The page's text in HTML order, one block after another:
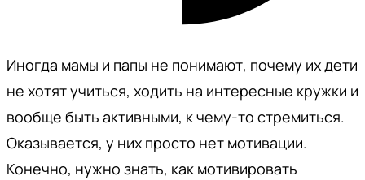
Иногда мамы и папы не понимают, почему их дети
не хотят учиться, ходить на интересные кружки и
вообще быть активными, к чему-то стремиться.
Оказывается, у них просто нет мотивации.
Конечно, нужно знать, как мотивировать